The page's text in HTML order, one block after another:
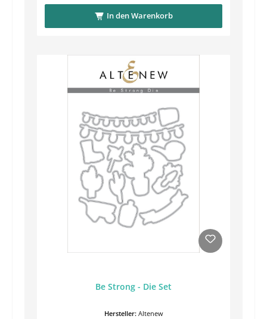
In den Warenkorb
Be Strong - Die Set
Hersteller: Altenew